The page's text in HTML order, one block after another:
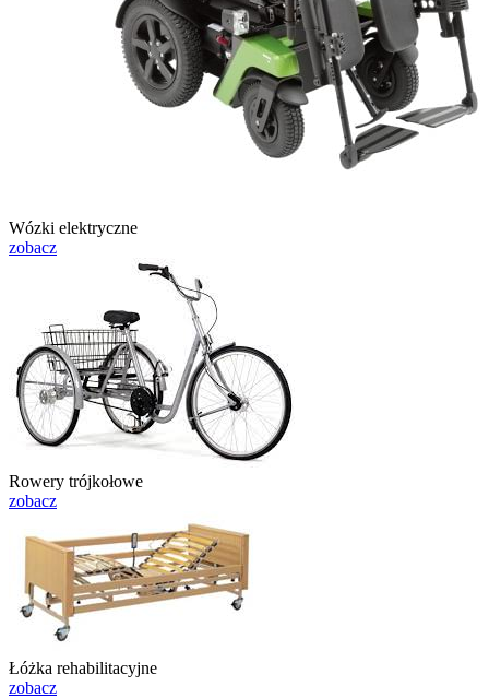
Wózki elektryczne
zobacz
Rowery trójkołowe
zobacz
Łóżka rehabilitacyjne
zobacz